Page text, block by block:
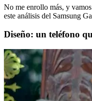
No me enrollo más, y
este análisis del Samsung
Diseño: un teléfono